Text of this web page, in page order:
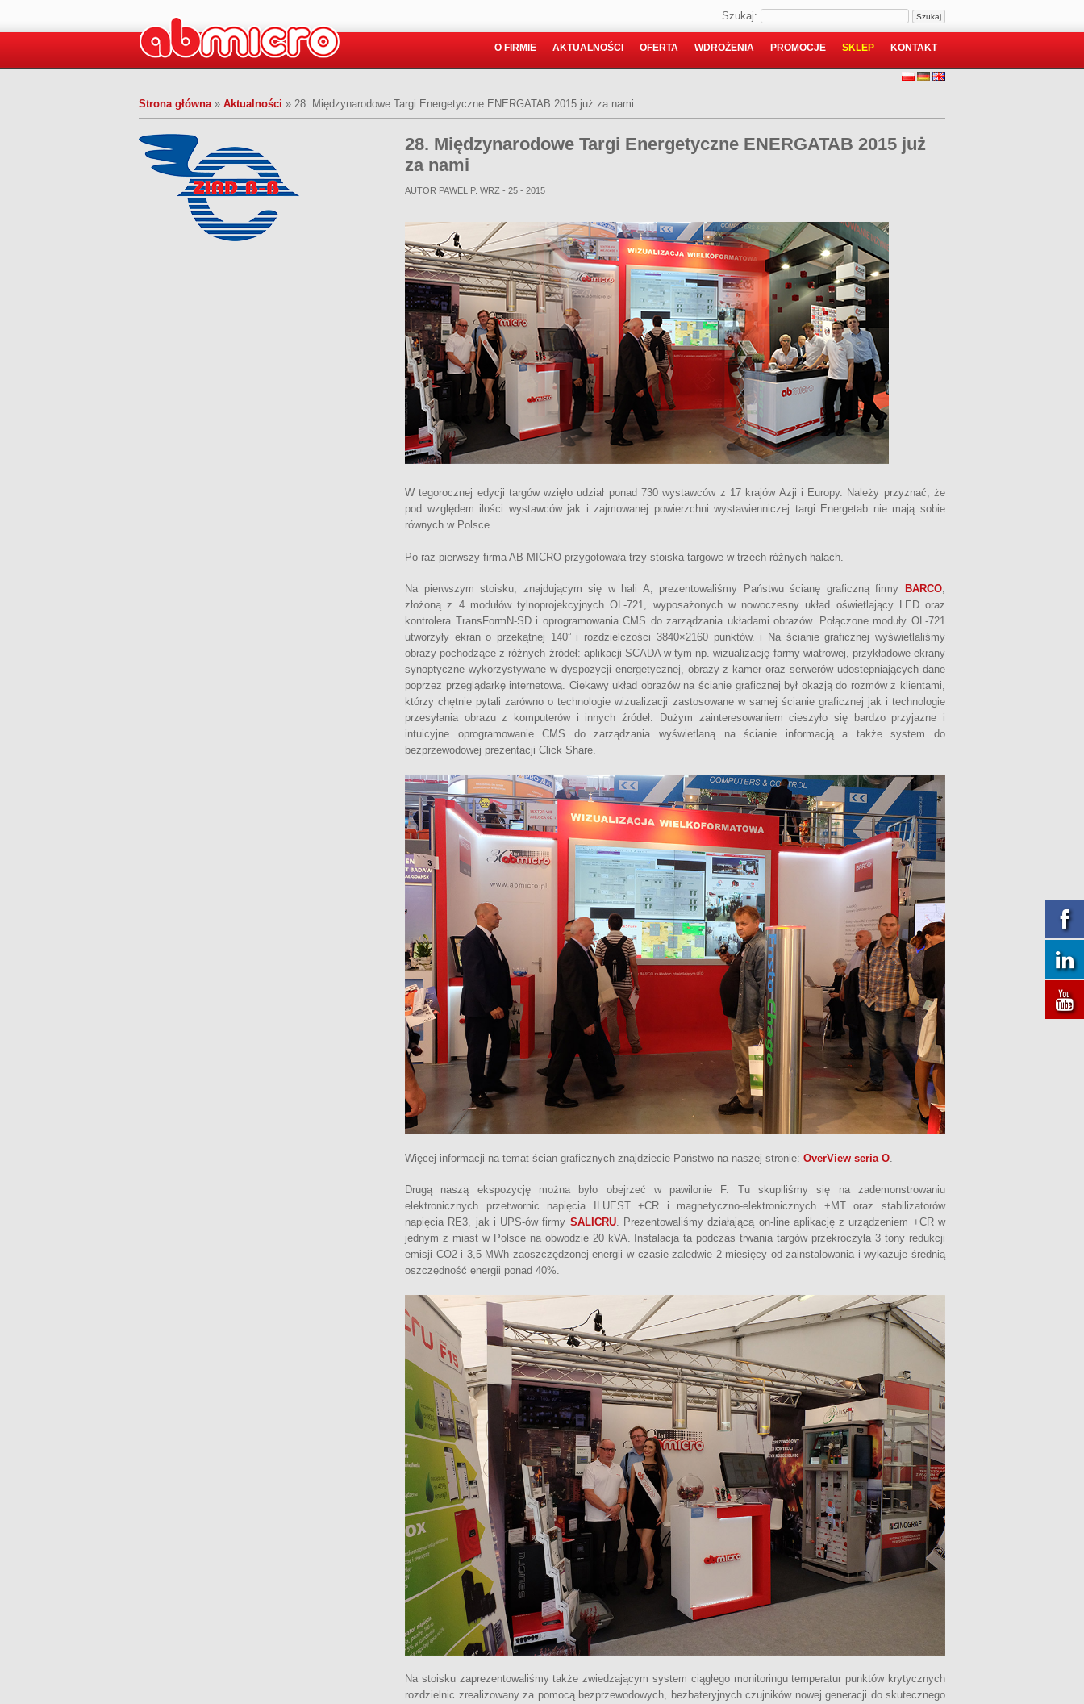
Szukaj:
O FIRMIE AKTUALNOŚCI OFERTA WDROŻENIA PROMOCJE SKLEP KONTAKT
Strona główna» Aktualności » 28. Międzynarodowe Targi Energetyczne ENERGATAB 2015 już za nami
28. Międzynarodowe Targi Energetyczne ENERGATAB 2015 już
za nami
AUTOR PAWEL P. WRZ - 25 - 2015
W tegorocznej edycji targów wzięło udział ponad 730 wystawców z 17 krajów Azji i Europy. Należy przyznać, że
pod względem ilości wystawców jak i zajmowanej powierzchni wystawienniczej targi Energetab nie mają sobie
równych w Polsce.
Po raz pierwszy firma AB-MICRO przygotowała trzy stoiska targowe w trzech różnych halach.
Na pierwszym stoisku, znajdującym się w hali A, prezentowaliśmy Państwu ścianę graficzną firmy BARCO,
złożoną z 4 modułów tylnoprojekcyjnych OL-721, wyposażonych w nowoczesny układ oświetlający LED oraz
kontrolera TransFormN-SD i oprogramowania CMS do zarządzania układami obrazów. Połączone moduły OL-721
utworzyły ekran o przekątnej 140” i rozdzielczości 3840×2160 punktów. i Na ścianie graficznej wyświetlaliśmy
obrazy pochodzące z różnych źródeł: aplikacji SCADA w tym np. wizualizację farmy wiatrowej, przykładowe ekrany
synoptyczne wykorzystywane w dyspozycji energetycznej, obrazy z kamer oraz serwerów udostepniających dane
poprzez przeglądarkę internetową. Ciekawy układ obrazów na ścianie graficznej był okazją do rozmów z klientami,
którzy chętnie pytali zarówno o technologie wizualizacji zastosowane w samej ścianie graficznej jak i technologie
przesyłania obrazu z komputerów i innych źródeł. Dużym zainteresowaniem cieszyło się bardzo przyjazne i
intuicyjne oprogramowanie CMS do zarządzania wyświetlaną na ścianie informacją a także system do
bezprzewodowej prezentacji Click Share.
Więcej informacji na temat ścian graficznych znajdziecie Państwo na naszej stronie: OverView seria O
Drugą naszą ekspozycję można było obejrzeć w pawilonie F. Tu skupiliśmy się na zademonstrowaniu
elektronicznych przetwornic napięcia ILUEST +CR i magnetyczno-elektronicznych +MT oraz stabilizatorów
napięcia RE3, jak i UPS-ów firmy SALICRU. Prezentowaliśmy działającą on-line aplikację z urządzeniem +CR w
jednym z miast w Polsce na obwodzie 20 kVA. Instalacja ta podczas trwania targów przekroczyła 3 tony redukcji
emisji CO2 i 3,5 MWh zaoszczędzonej energii w czasie zaledwie 2 miesięcy od zainstalowania i wykazuje średnią
oszczędność energii ponad 40%.
Na stoisku zaprezentowaliśmy także zwiedzającym system ciągłego monitoringu temperatur punktów krytycznych
rozdzielnic zrealizowany za pomocą bezprzewodowych, bezbateryjnych czujników nowej generacji do skutecznego